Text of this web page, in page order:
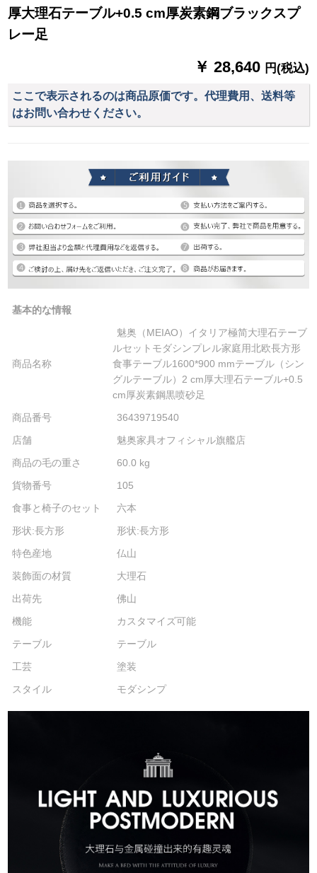
厚大理石テーブル+0.5 cm厚炭素鋼ブラックスプ
レー足
￥ 28,640 円(税込)
ここで表示されるのは商品原価です。代理費用、送料等
はお問い合わせください。
基本的な情報
商品名称
魅奥（MEIAO）イタリア極简大理石テーブ
ルセットモダシンプレル家庭用北欧長方形
食事テーブル1600*900 mmテーブル（シン
グルテーブル）2 cm厚大理石テーブル+0.5
cm厚炭素鋼黒喷砂足
商品番号
36439719540
店舗
魅奥家具オフィシャル旗艦店
商品の毛の重さ
60.0 kg
貨物番号
105
食事と椅子のセット
六本
形状:長方形
形状:長方形
特色産地
仏山
装飾面の材質
大理石
出荷先
佛山
機能
カスタマイズ可能
テーブル
テーブル
工芸
塗装
スタイル
モダシンプ